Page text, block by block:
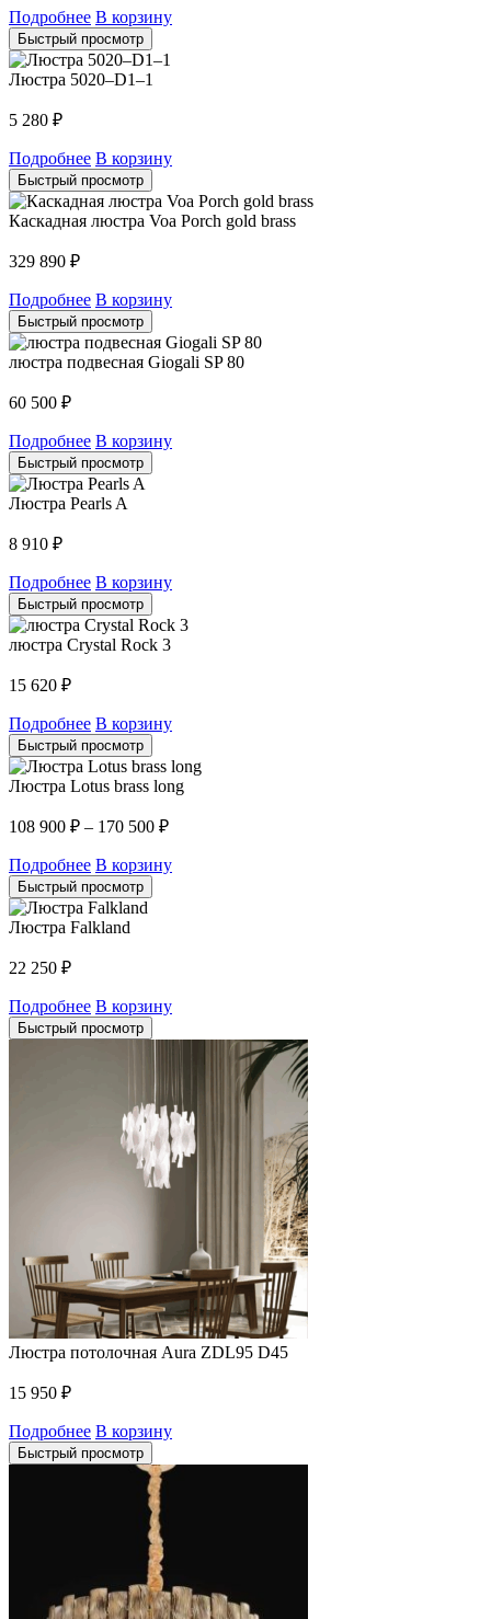
Подробнее В корзину
Быстрый просмотр
Люстра 5020–D1–1
5 280 ₽
Подробнее В корзину
Быстрый просмотр
Каскадная люстра Voa Porch gold brass
329 890 ₽
Подробнее В корзину
Быстрый просмотр
люстра подвесная Giogali SP 80
60 500 ₽
Подробнее В корзину
Быстрый просмотр
Люстра Pearls A
8 910 ₽
Подробнее В корзину
Быстрый просмотр
люстра Crystal Rock 3
15 620 ₽
Подробнее В корзину
Быстрый просмотр
Люстра Lotus brass long
108 900 ₽ – 170 500 ₽
Подробнее В корзину
Быстрый просмотр
Люстра Falkland
22 250 ₽
Подробнее В корзину
Быстрый просмотр
Люстра потолочная Aura ZDL95 D45
15 950 ₽
Подробнее В корзину
Быстрый просмотр